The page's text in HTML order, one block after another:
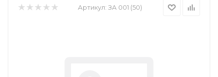
Артикул: ЗА 001 (50)